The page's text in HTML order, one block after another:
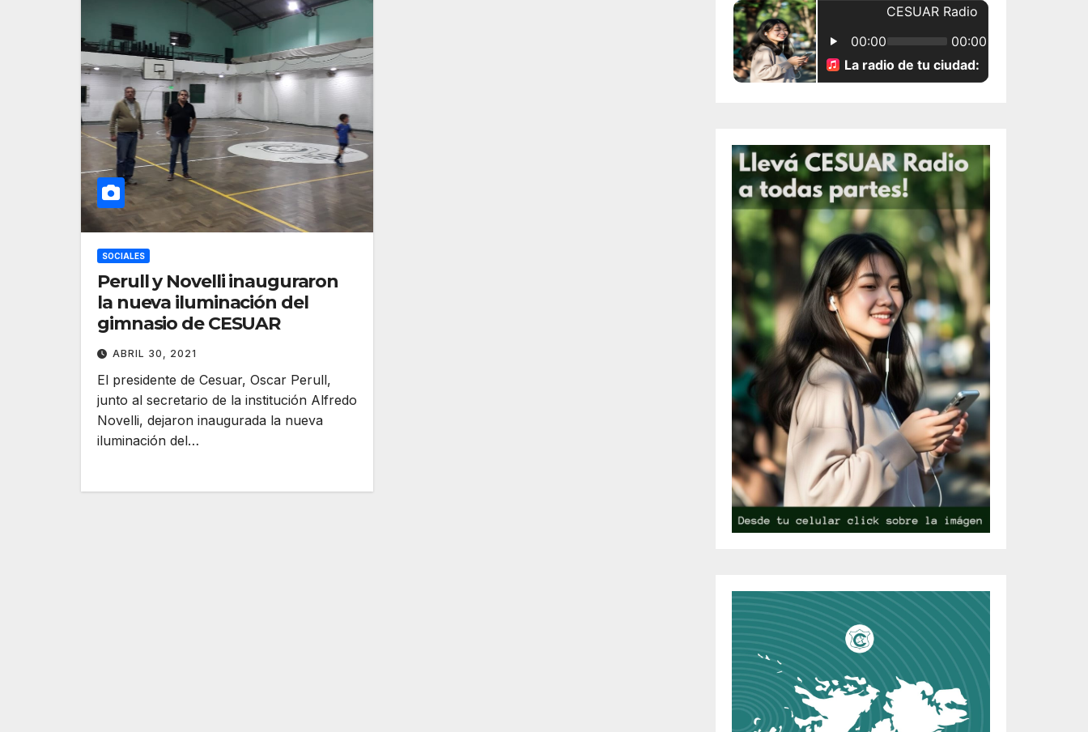
SOCIALES
Perull y Novelli inauguraron
la nueva iluminación del
gimnasio de CESUAR
ABRIL 30, 2021
El presidente de Cesuar, Oscar Perull,
junto al secretario de la institución Alfredo
Novelli, dejaron inaugurada la nueva
iluminación del…